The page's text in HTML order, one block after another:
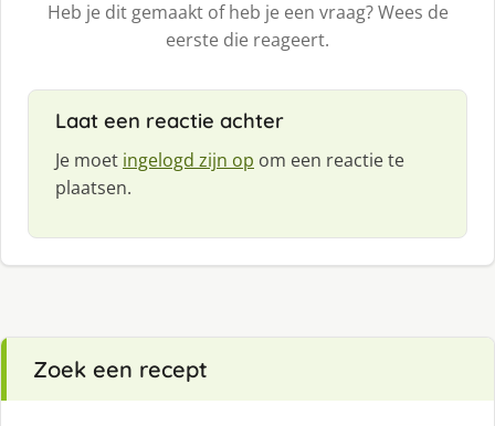
Heb je dit gemaakt of heb je een vraag? Wees de
eerste die reageert.
Laat een reactie achter
Je moet ingelogd zijn op om een reactie te
plaatsen.
Zoek een recept